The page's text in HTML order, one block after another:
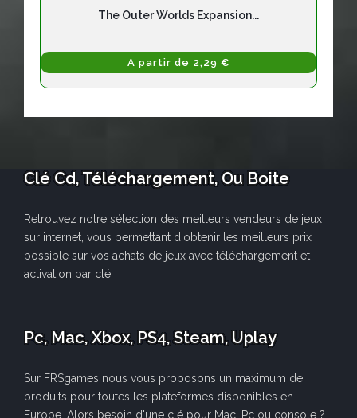
The Outer Worlds Expansion...
A partir de 2,29 €
Clé Cd, Téléchargement, Ou Boite
Retrouvez notre sélection des meilleurs vendeurs de jeux
sur internet, vous permettant d'obtenir les meilleurs prix
possible sur vos achats de jeux avec téléchargement et
activation par clé.
Pc, Mac, Xbox, PS4, Steam, Uplay
Sur FRSgames nous vous proposons un maximum de
produits pour toutes les plateformes disponibles en
Europe. Alors besoin d'une clé pour Mac, Pc ou console ?